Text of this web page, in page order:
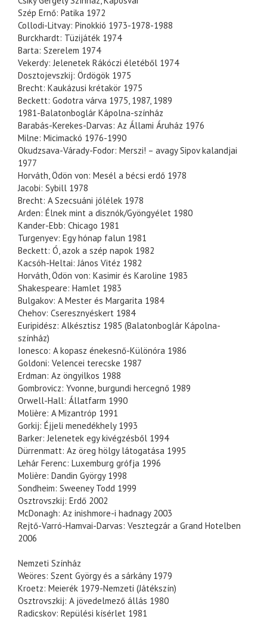
Szép Ernő: Patika 1972
Collodi-Litvay: Pinokkió 1973-1978-1988
Burckhardt: Tüzijáték 1974
Barta: Szerelem 1974
Vekerdy: Jelenetek Rákóczi életéből 1974
Dosztojevszkij: Ördögök 1975
Brecht: Kaukázusi krétakör 1975
Beckett: Godotra várva 1975, 1987, 1989
1981-Balatonboglár Kápolna-színház
Barabás-Kerekes-Darvas: Az Állami Áruház 1976
Milne: Micimackó 1976-1990
Okudzsava-Várady-Fodor: Merszi! – avagy Sipov kalandjai
1977
Horváth, Ödön von: Mesél a bécsi erdő 1978
Jacobi: Sybill 1978
Brecht: A Szecsuáni jólélek 1978
Arden: Élnek mint a disznók/Gyöngyélet 1980
Kander-Ebb: Chicago 1981
Turgenyev: Egy hónap falun 1981
Beckett: Ó, azok a szép napok 1982
Kacsóh-Heltai: János Vitéz 1982
Horváth, Ödön von: Kasimir és Karoline 1983
Shakespeare: Hamlet 1983
Bulgakov: A Mester és Margarita 1984
Chehov: Cseresznyéskert 1984
Euripidész: Alkésztisz 1985 (Balatonboglár Kápolna-
színház)
Ionesco: A kopasz énekesnő-Különóra 1986
Goldoni: Velencei terecske 1987
Erdman: Az öngyilkos 1988
Gombrovicz: Yvonne, burgundi hercegnő 1989
Orwell-Hall: Állatfarm 1990
Molière: A Mizantróp 1991
Gorkij: Éjjeli menedékhely 1993
Barker: Jelenetek egy kivégzésből 1994
Dürrenmatt: Az öreg hölgy látogatása 1995
Lehár Ferenc: Luxemburg grófja 1996
Molière: Dandin György 1998
Sondheim: Sweeney Todd 1999
Osztrovszkij: Erdő 2002
McDonagh: Az inishmore-i hadnagy 2003
Rejtő-Varró-Hamvai-Darvas: Vesztegzár a Grand Hotelben
2006
Nemzeti Színház
Weöres: Szent György és a sárkány 1979
Kroetz: Meierék 1979-Nemzeti (Játékszín)
Osztrovszkij: A jövedelmező állás 1980
Radicskov: Repülési kísérlet 1981